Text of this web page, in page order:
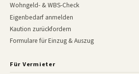
Wohngeld- & WBS-Check
Eigenbedarf anmelden
Kaution zurückfordern
Formulare für Einzug & Auszug
Für Vermieter